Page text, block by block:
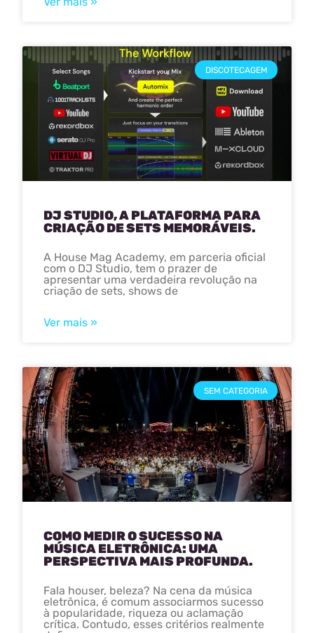
DISCOTECAGEM
DJ STUDIO, A PLATAFORMA PARA
CRIAÇÃO DE SETS MEMORÁVEIS.
A House Mag Academy, em parceria oficial
com o DJ Studio, tem o prazer de
apresentar uma verdadeira revolução na
criação de sets, shows de
Ver mais »
SEM CATEGORIA
COMO MEDIR O SUCESSO NA
MÚSICA ELETRÔNICA: UMA
PERSPECTIVA MAIS PROFUNDA.
Fala houser, beleza? Na cena da música
eletrônica, é comum associarmos sucesso
à popularidade, riqueza ou aclamação
crítica. Contudo, esses critérios realmente